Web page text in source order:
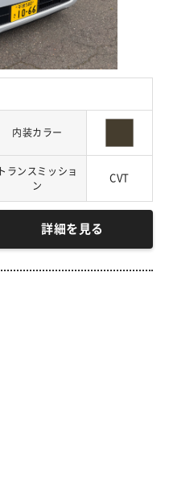
内装カラー
トランスミッショ
ン
CVT
詳細を見る